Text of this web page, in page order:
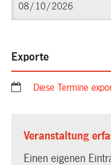
Exporte
Diese Termine
Veranstaltung
Einen eigenen